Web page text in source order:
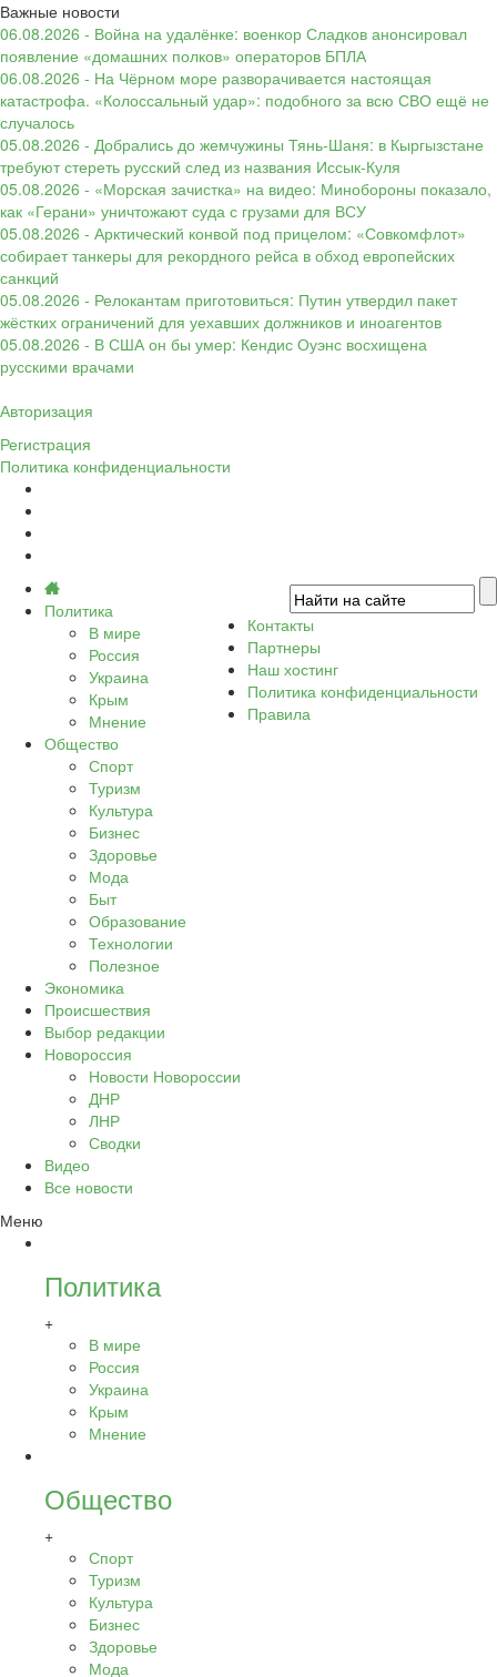
Важные новости
06.08.2026 - Война на удалёнке: военкор Сладков анонсировал
появление «домашних полков» операторов БПЛА
06.08.2026 - На Чёрном море разворачивается настоящая
катастрофа. «Колоссальный удар»: подобного за всю СВО ещё не
случалось
05.08.2026 - Добрались до жемчужины Тянь-Шаня: в Кыргызстане
требуют стереть русский след из названия Иссык-Куля
05.08.2026 - «Морская зачистка» на видео: Минобороны показало,
как «Герани» уничтожают суда с грузами для ВСУ
05.08.2026 - Арктический конвой под прицелом: «Совкомфлот»
собирает танкеры для рекордного рейса в обход европейских
санкций
05.08.2026 - Релокантам приготовиться: Путин утвердил пакет
жёстких ограничений для уехавших должников и иноагентов
05.08.2026 - В США он бы умер: Кендис Оуэнс восхищена
русскими врачами
Авторизация
Регистрация
Политика конфиденциальности
Политика
В мире
Россия
Украина
Крым
Мнение
Общество
Спорт
Туризм
Культура
Бизнес
Здоровье
Мода
Быт
Образование
Технологии
Полезное
Экономика
Происшествия
Выбор редакции
Новороссия
Новости Новороссии
ДНР
ЛНР
Сводки
Видео
Все новости
Меню
Политика
+
В мире
Россия
Украина
Крым
Мнение
Общество
+
Спорт
Туризм
Культура
Бизнес
Здоровье
Мода
Контакты
Партнеры
Наш хостинг
Политика конфиденциальности
Правила